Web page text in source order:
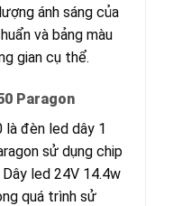
ánh sáng của
và bảng màu
gian cụ thể.
Paragon
là đèn led dây 1
sử dụng chip
led 24V 14.4w
quá trình sử